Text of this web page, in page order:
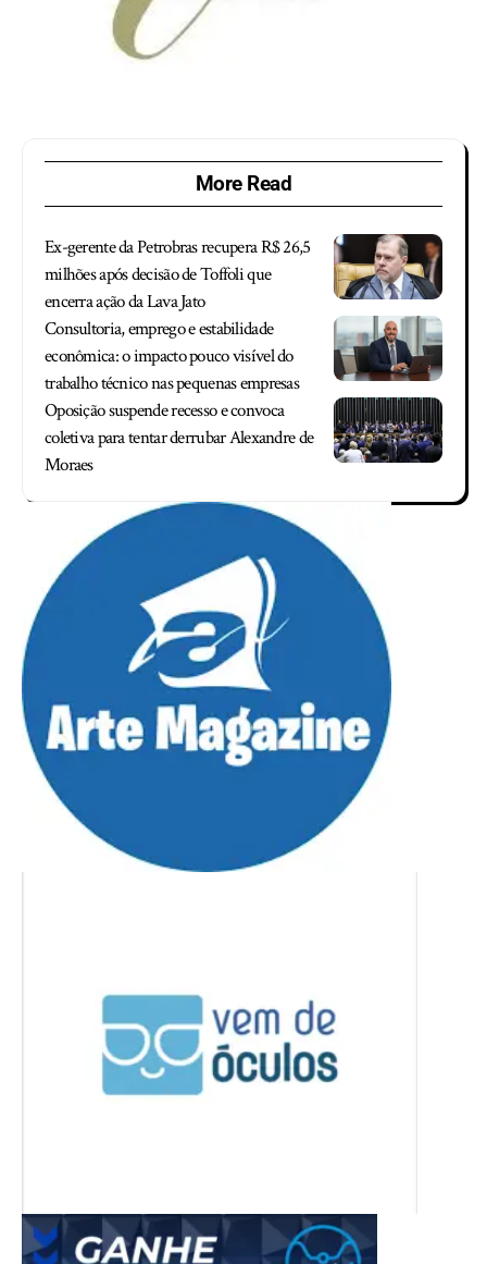
More Read
Ex-gerente da Petrobras recupera R$ 26,5
milhões após decisão de Toffoli que
encerra ação da Lava Jato
Consultoria, emprego e estabilidade
econômica: o impacto pouco visível do
trabalho técnico nas pequenas empresas
Oposição suspende recesso e convoca
coletiva para tentar derrubar Alexandre de
Moraes